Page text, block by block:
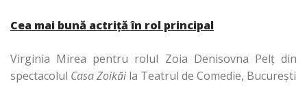
Cea mai bună actriţă în rol principal
Virginia Mirea pentru rolul Zoia Denisovna Pelţ din
spectacolul Casa Zoikăi la Teatrul de Comedie, Bucureşti